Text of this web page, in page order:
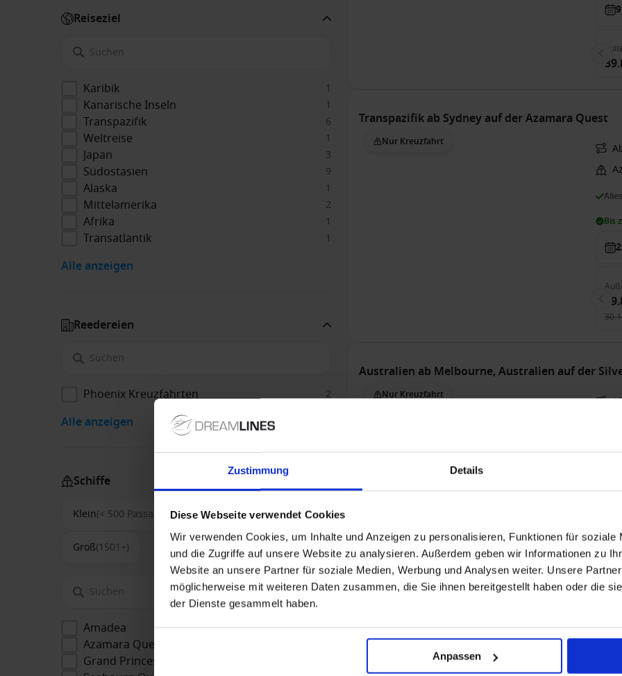
Zustimmung Details
Diese Webseite verwendet Cookies
Wir verwenden Cookies, um Inhalte und Anzeigen zu personalisieren, Funktionen für soziale
und die Zugriffe auf unsere Website zu analysieren. Außerdem geben wir Informationen zu
Website an unsere Partner für soziale Medien, Werbung und Analysen weiter. Unsere
möglicherweise mit weiteren Daten zusammen, die Sie ihnen bereitgestellt haben oder die
der Dienste gesammelt haben.
Anpassen
Reiseziel
Karibik 1
Kanarische Inseln 1
Transpazifik 6
Weltreise 1
Japan 3
Südostasien 9
Alaska 1
Mittelamerika 2
Afrika 1
Transatlantik 1
Alle anzeigen
Reedereien
Phoenix Kreuzfahrten 2
Alle anzeigen
Schiffe
Klein(< 500 Passagiere) Mittel(500-1500)
Groß(1501+)
Amadea 2
Azamara Quest
Grand Princess
Transpazifik ab Sydney auf der Azamara Quest
Nur Kreuzfahrt
Bis
Australien ab Melbourne, Australien auf der
Nur Kreuzfahrt
Australien ab Singapur, Singapur auf der Silver